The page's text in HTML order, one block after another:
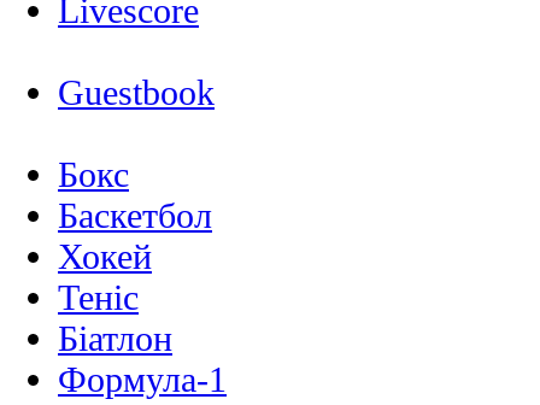
Livescore
Guestbook
Бокс
Баскетбол
Хокей
Теніс
Біатлон
Формула-1